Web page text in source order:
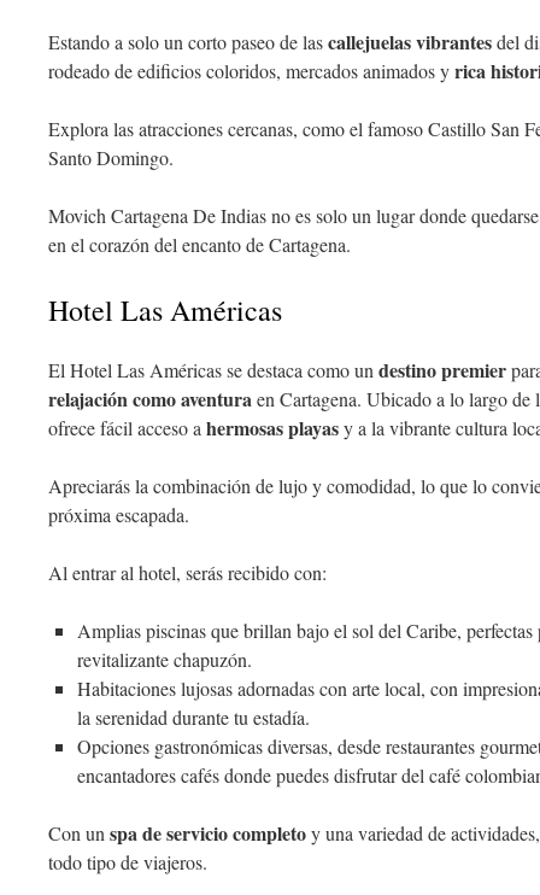
Estando a solo un corto paseo de lascallejuelas vibrantesdel
rodeado de edificios coloridos, mercados animados yrica
Explora las atracciones cercanas, como el famoso Castillo San
Santo Domingo.
Movich Cartagena De Indias no es solo un lugar donde
en el corazón del encanto de Cartagena.
Hotel Las Américas
El Hotel Las Américas se destaca como un destino premier
relajación como aventuraen Cartagena. Ubicado a lo largo de
ofrece fácil acceso a hermosas playasy a la vibrante cultura
Apreciarás la combinación de lujo y comodidad, lo que lo
próxima escapada.
Al entrar al hotel, serás recibido con:
Amplias piscinas que brillan bajo el sol del Caribe, perfectas
revitalizante chapuzón.
Habitaciones lujosas adornadas con arte local, con
la serenidad durante tu estadía.
Opciones gastronómicas diversas, desde restaurantes
encantadores cafés donde puedes disfrutar del café
Con un spa de servicio completoy una variedad de
todo tipo de viajeros.